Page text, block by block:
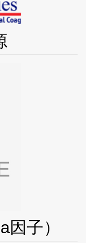
子）